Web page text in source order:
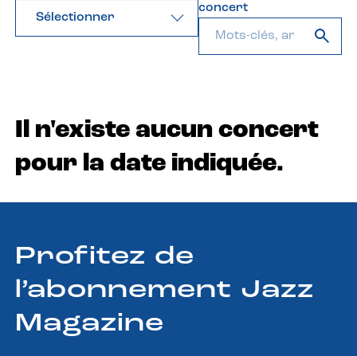
Sélectionner
concert
Il n'existe aucun concert
pour la date indiquée.
Profitez de
l’abonnement Jazz
Magazine